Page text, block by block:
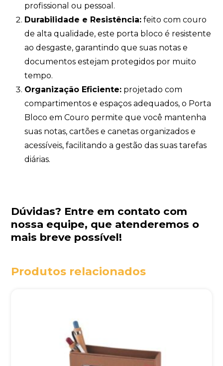
profissional ou pessoal.
Durabilidade e Resistência:feito com couro
de alta qualidade, este porta bloco é resistente
ao desgaste, garantindo que suas notas e
documentos estejam protegidos por muito
tempo.
Organização Eficiente:projetado com
compartimentos e espaços adequados, o Porta
Bloco em Couro permite que você mantenha
suas notas, cartões e canetas organizados e
acessíveis, facilitando a gestão das suas tarefas
diárias.
Dúvidas? Entre em contato com
nossa equipe, que atenderemos o
mais breve possível!
Produtos relacionados